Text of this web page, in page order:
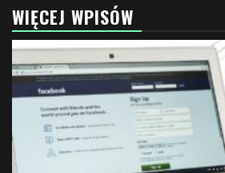
WIĘCEJ WPISÓW